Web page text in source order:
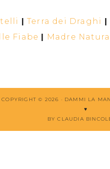
| Terra dei Draghi |
Fiabe | Madre Natura
COPYRIGHT © 2026 · DAMMI LA
♥
BY CLAUDIA